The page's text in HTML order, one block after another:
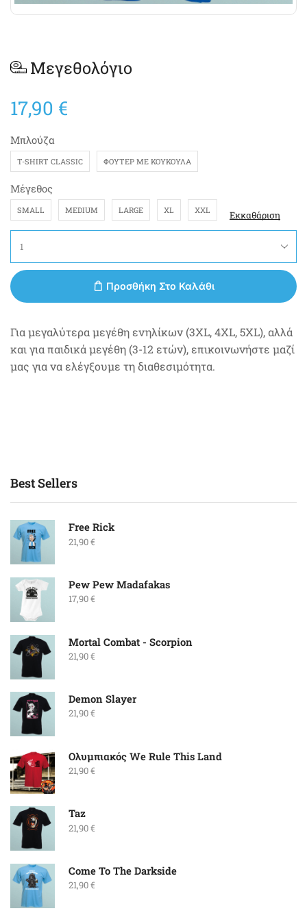
Μεγεθολόγιο
17,90 €
Μπλούζα
T-SHIRT CLASSIC ΦΟΎΤΕΡ ΜΕ ΚΟΥΚΟΎΛΑ
Μέγεθος
SMALL MEDIUM LARGE XL XXL Εκκαθάριση
Προσθήκη Στο Καλάθι
Για μεγαλύτερα μεγέθη ενηλίκων (3XL, 4XL, 5XL), αλλά
και για παιδικά μεγέθη (3-12 ετών), επικοινωνήστε μαζί
μας για να ελέγξουμε τη διαθεσιμότητα.
Best Sellers
Free Rick
21,90€
Pew Pew Madafakas
17,90€
Mortal Combat - Scorpion
21,90€
Demon Slayer
21,90€
Ολυμπιακός We Rule This Land
21,90€
Taz
21,90€
Come To The Darkside
21,90€